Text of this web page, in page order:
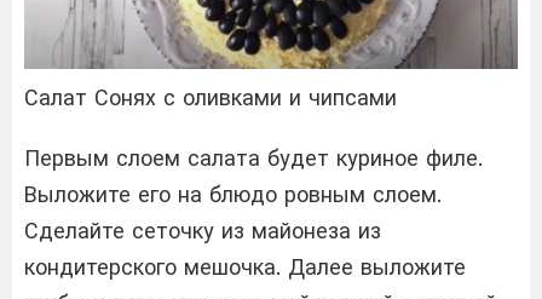
Салат Сонях с оливками и чипсами
Первым слоем салата будет куриное филе.
Выложите его на блюдо ровным слоем.
Сделайте сеточку из майонеза из
кондитерского мешочка. Далее выложите